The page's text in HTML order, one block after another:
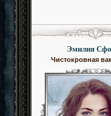
Эмилия
Чистокровная